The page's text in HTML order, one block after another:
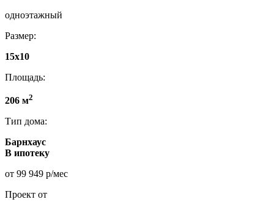
одноэтажный
Размер:
15x10
Площадь:
206 м2
Тип дома:
Барнхаус
В ипотеку
от 99 949 р/мес
Проект от